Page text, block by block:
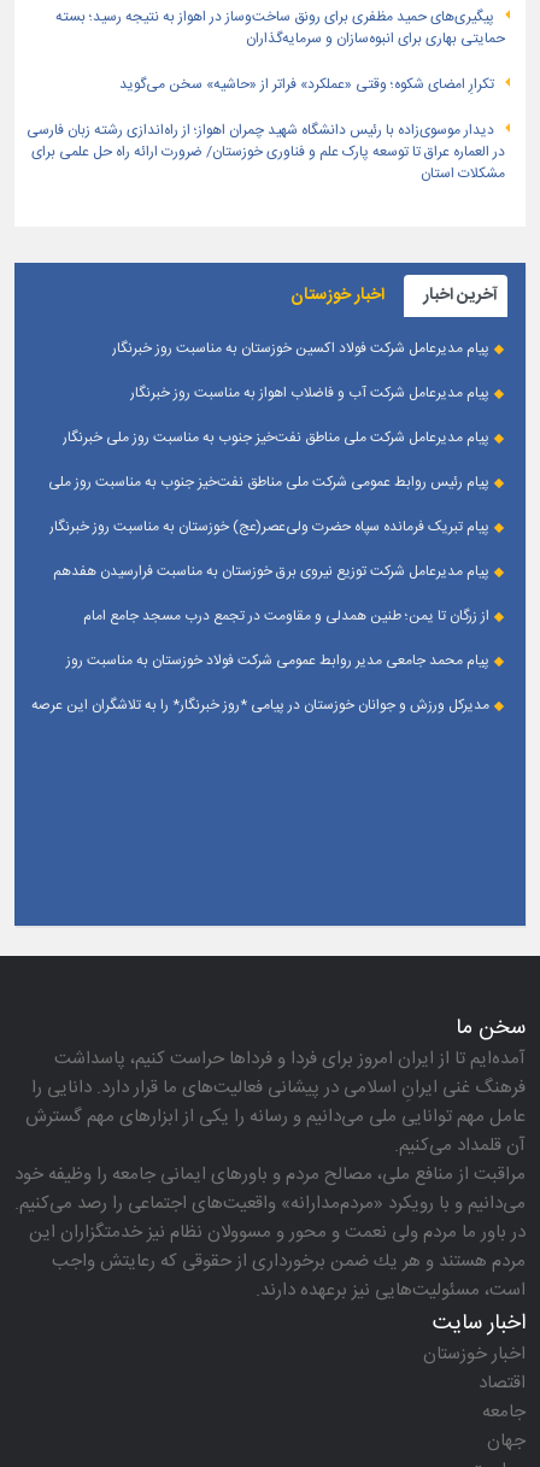
پیگیری‌های حمید مظفری برای رونق ساخت‌وساز در اهواز به نتیجه رسید؛ بسته
حمایتی بهاری برای انبوه‌سازان و سرمایه‌گذاران
تکرارِ امضای شکوه؛ وقتی «عملکرد» فراتر از «حاشیه» سخن می‌گوید
دیدار موسوی‌زاده با رئیس دانشگاه شهید چمران اهواز؛ از راه‌اندازی رشته زبان فارسی
در العماره عراق تا توسعه پارک علم و فناوری خوزستان/ ضرورت ارائه راه حل علمی برای
مشکلات استان
آخرین اخبار اخبار خوزستان
پیام مدیرعامل شرکت فولاد اکسین خوزستان به مناسبت روز خبرنگار
پیام مدیرعامل شرکت آب و فاضلاب اهواز به مناسبت روز خبرنگار
پیام مدیرعامل شركت ملی مناطق نفت‌خیز جنوب به مناسبت روز ملی خبرنگار
پیام رئیس روابط عمومی شركت ملی مناطق نفت‌خیز جنوب به مناسبت روز ملی
پیام تبریک فرمانده سپاه حضرت ولی‌عصر(عج) خوزستان به مناسبت روز خبرنگار
پیام مدیرعامل شرکت توزیع نیروی برق خوزستان به مناسبت فرارسیدن هفدهم
از زرگان تا یمن؛ طنین همدلی و مقاومت در تجمع درب مسجد جامع امام
پیام محمد جامعی مدیر روابط عمومی شرکت فولاد خوزستان به مناسبت روز
مدیرکل ورزش و جوانان خوزستان در پیامی *روز خبرنگار* را به تلاشگران این عرصه
سخن ما
آمده‌ایم تا از ایران امروز برای فردا و فرداها حراست كنیم، پاسداشت
فرهنگ غنی ایرانِ اسلامی در پیشانی فعالیت‌های ما قرار دارد. دانایی را
عامل مهم توانایی ملی می‌دانیم و رسانه را یكی از ابزارهای مهم گسترش
آن قلمداد می‌كنیم.
مراقبت از منافع ملی، مصالح مردم و باورهای ایمانی جامعه را وظیفه خود
می‌دانیم و با رویكرد «مردم‌مدارانه‌» واقعیت‌های اجتماعی را رصد می‌كنیم.
در باور ما مردم ولی نعمت و محور و مسوولان نظام نیز خدمتگزاران این
مردم هستند و هر یك ضمن برخورداری از حقوقی كه رعایتش واجب
است، مسئولیت‌هایی نیز برعهده دارند.
اخبار سایت
اخبار خوزستان
اقتصاد
جامعه
جهان